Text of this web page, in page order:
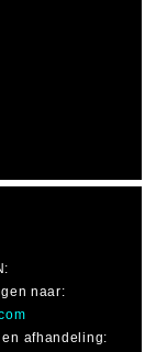
:
naar:
afhandeling: